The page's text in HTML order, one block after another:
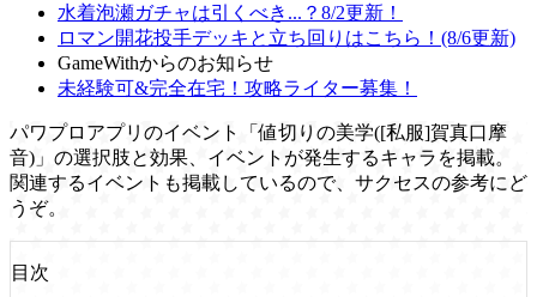
水着泡瀬ガチャは引くべき...？8/2更新！
ロマン開花投手デッキと立ち回りはこちら！(8/6更新)
GameWithからのお知らせ
未経験可&完全在宅！攻略ライター募集！
パワプロアプリのイベント「値切りの美学([私服]賀真口摩
音)」の選択肢と効果、イベントが発生するキャラを掲載。
関連するイベントも掲載しているので、サクセスの参考にど
うぞ。
目次